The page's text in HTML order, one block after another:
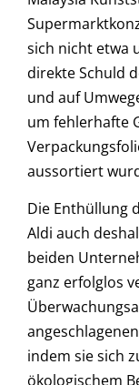
sich nicht etwa
direkte Schuld
und auf
um fehlerhafte
aussortiert
Die Enthüllung
Aldi auch
beiden
ganz erfolglos
indem sie sich
ökologischem